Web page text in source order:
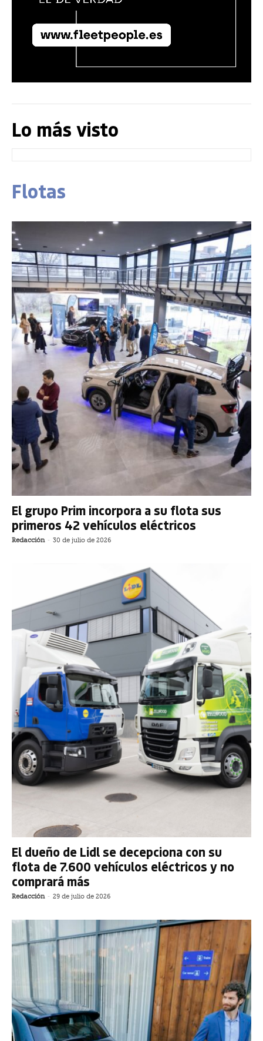
Lo más visto
Flotas
El grupo Prim incorpora a su flota sus
primeros 42 vehículos eléctricos
Redacción - 30 de julio de 2026
El dueño de Lidl se decepciona con su
flota de 7.600 vehículos eléctricos y no
comprará más
Redacción - 29 de julio de 2026